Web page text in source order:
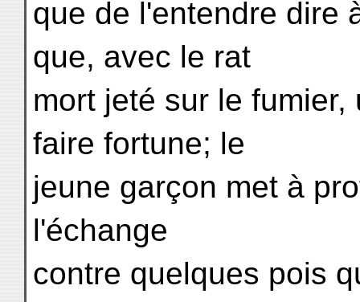
que de l'entendre dire
que, avec le rat
mort jeté sur le
faire fortune; le
jeune garçon met à
l'échange
contre quelques pois